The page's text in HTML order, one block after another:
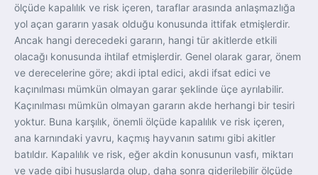
ölçüde kapalılık ve risk içeren, taraflar arasında anlaşmazlığa
yol açan gararın yasak olduğu konusunda ittifak etmişlerdir.
Ancak hangi derecedeki gararın, hangi tür akitlerde etkili
olacağı konusunda ihtilaf etmişlerdir. Genel olarak garar, önem
ve derecelerine göre; akdi iptal edici, akdi ifsat edici ve
kaçınılması mümkün olmayan garar şeklinde üçe ayrılabilir.
Kaçınılması mümkün olmayan gararın akde herhangi bir tesiri
yoktur. Buna karşılık, önemli ölçüde kapalılık ve risk içeren,
ana karnındaki yavru, kaçmış hayvanın satımı gibi akitler
batıldır. Kapalılık ve risk, eğer akdin konusunun vasfı, miktarı
ve vade gibi hususlarda olup, daha sonra giderilebilir ölçüde